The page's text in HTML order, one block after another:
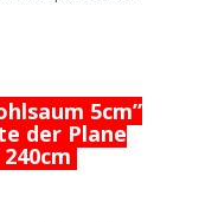
5cm”
der Plane